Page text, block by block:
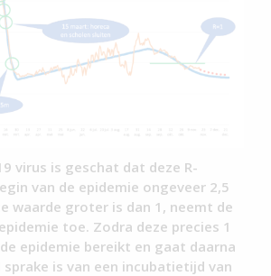
virus is geschat dat deze R-
van de epidemie ongeveer 2,5
waarde groter is dan 1, neemt de
toe. Zodra deze precies 1
epidemie bereikt en gaat daarna
sprake is van een incubatietijd van